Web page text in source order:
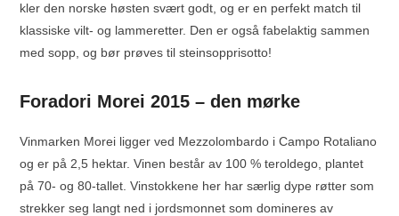
kler den norske høsten svært godt, og er en perfekt match til
klassiske vilt- og lammeretter. Den er også fabelaktig sammen
med sopp, og bør prøves til steinsopprisotto!
Foradori Morei 2015 – den mørke
Vinmarken Morei ligger ved Mezzolombardo i Campo Rotaliano
og er på 2,5 hektar. Vinen består av 100 % teroldego, plantet
på 70- og 80-tallet. Vinstokkene her har særlig dype røtter som
strekker seg langt ned i jordsmonnet som domineres av